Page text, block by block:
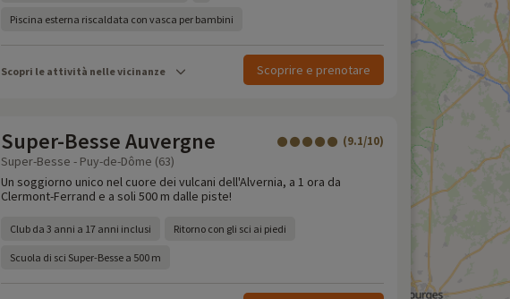
Piscina esterna riscaldata con vasca per bambini
Scopri le attività nelle vicinanze Scoprire e prenotare
Super-Besse Auvergne (9.1/10)
Super-Besse - Puy-de-Dôme (63)
Un soggiorno unico nel cuore dei vulcani dell'Alvernia, a 1 ora da
Clermont-Ferrand e a soli 500 m dalle piste!
Club da 3 anni a 17 anni inclusi Ritorno con gli sci ai piedi
Scuola di sci Super-Besse a 500 m